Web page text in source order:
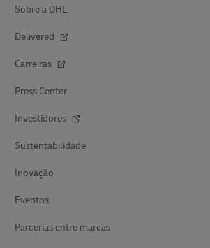
Sobre a DHL
Delivered
Carreiras
Press Center
Investidores
Sustentabilidade
Inovação
Eventos
Parcerias entre marcas